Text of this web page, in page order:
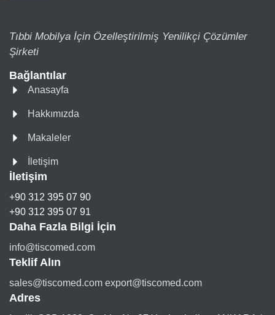
Tıbbi Mobilya İçin Özelleştirilmiş Yenilikçi Çözümler
Şirketi
Bağlantılar
Anasayfa
Hakkımızda
Makaleler
İletişim
İletişim
+90 312 395 07 90
+90 312 395 07 91
Daha Fazla Bilgi İçin
info@tiscomed.com
Teklif Alın
sales@tiscomed.com export@tiscomed.com
Adres